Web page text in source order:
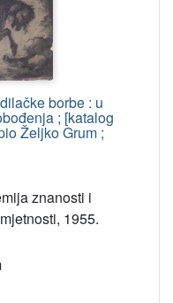
borbe : u
; [katalog
Željko Grum ;
znanosti i
1955.